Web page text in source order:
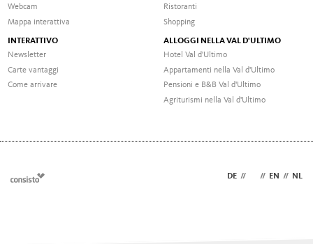
Webcam
Mappa interattiva
Ristoranti
Shopping
INTERATTIVO
Newsletter
Carte vantaggi
Come arrivare
ALLOGGI NELLA VAL D'ULTIMO
Hotel Val d'Ultimo
Appartamenti nella Val d'Ultimo
Pensioni e B&B Val d'Ultimo
Agriturismi nella Val d'Ultimo
DE // // EN // NL